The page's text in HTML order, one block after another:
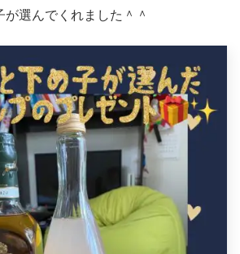
選んでくれました＾＾